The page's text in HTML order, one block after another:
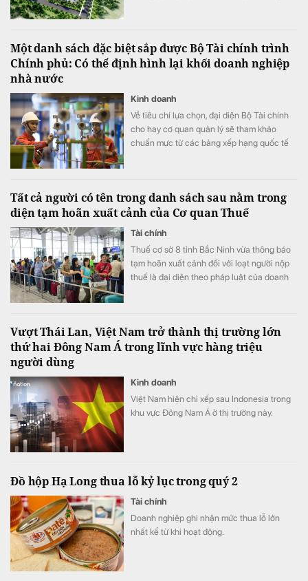
phía Đông Khu Kinh tế Dung Quất.
Một danh sách đặc biệt sắp được Bộ Tài chính trình
Chính phủ: Có thể định hình lại khối doanh nghiệp
nhà nước
Kinh doanh
Về tiêu chí lựa chọn, đại diện Bộ Tài chính
cho hay cơ quan quản lý sẽ tham khảo
chuẩn mực từ các bảng xếp hạng quốc tế
tiêu tài chính quan trọng khác.
Tất cả người có tên trong danh sách sau nằm trong
diện tạm hoãn xuất cảnh của Cơ quan Thuế
Tài chính
Thuế cơ sở 8 tỉnh Bắc Ninh vừa thông báo
tạm hoãn xuất cảnh đối với loạt người nộp
thuế là đại diện theo pháp luật của doanh
Vượt Thái Lan, Việt Nam trở thành thị trường lớn
thứ hai Đông Nam Á trong lĩnh vực hàng triệu
người dùng
Kinh doanh
Việt Nam hiện chỉ xếp sau Indonesia trong
khu vực Đông Nam Á ở thị trường này.
Đồ hộp Hạ Long thua lỗ kỷ lục trong quý 2
Tài chính
Doanh nghiệp ghi nhận mức thua lỗ lớn
nhất kể từ khi hoạt động.